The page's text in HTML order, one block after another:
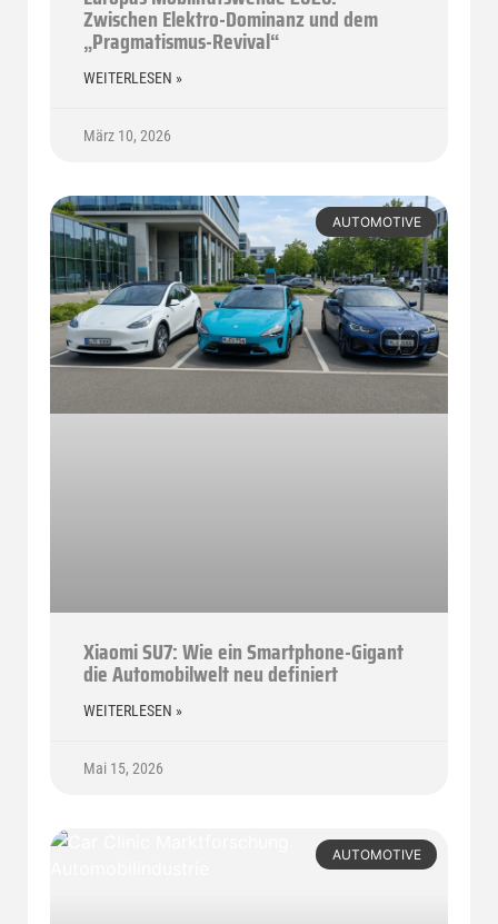
Zwischen Elektro-Dominanz und dem
„Pragmatismus-Revival“
WEITERLESEN »
März 10, 2026
AUTOMOTIVE
Xiaomi SU7: Wie ein Smartphone-Gigant
die Automobilwelt neu definiert
WEITERLESEN »
Mai 15, 2026
AUTOMOTIVE